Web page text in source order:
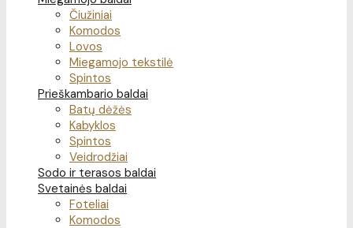
Čiužiniai
Komodos
Lovos
Miegamojo tekstilė
Spintos
Prieškambario baldai
Batų dėžės
Kabyklos
Spintos
Veidrodžiai
Sodo ir terasos baldai
Svetainės baldai
Foteliai
Komodos